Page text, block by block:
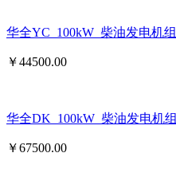
华全YC_100kW_柴油发电机组
￥44500.00
华全DK_100kW_柴油发电机组
￥67500.00